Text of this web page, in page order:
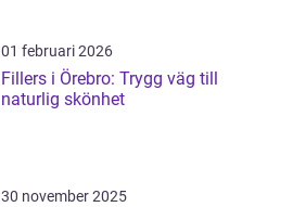
01 februari 2026
Fillers i Örebro: Trygg väg till
naturlig skönhet
30 november 2025